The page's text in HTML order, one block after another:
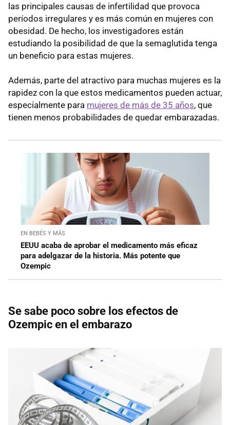
las principales causas de infertilidad que provoca
períodos irregulares y es más común en mujeres con
obesidad. De hecho, los investigadores están
estudiando la posibilidad de que la semaglutida tenga
un beneficio para estas mujeres.
Además, parte del atractivo para muchas mujeres es la
rapidez con la que estos medicamentos pueden actuar,
especialmente para mujeres de más de 35 años, que
tienen menos probabilidades de quedar embarazadas.
EN BEBÉS Y MÁS
EEUU acaba de aprobar el medicamento más eficaz
para adelgazar de la historia. Más potente que
Ozempic
Se sabe poco sobre los efectos de
Ozempic en el embarazo